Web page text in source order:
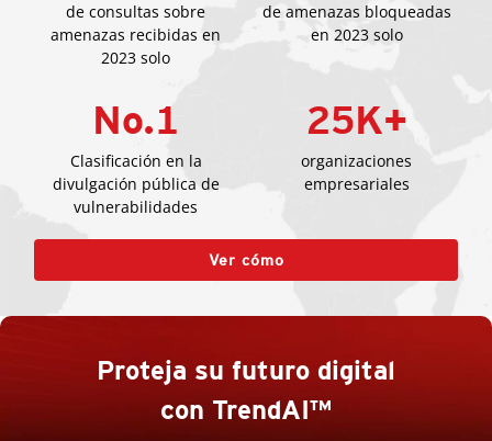
de consultas sobre
amenazas recibidas en
2023 solo
de amenazas bloqueadas
en 2023 solo
No.1
Clasificación en la
divulgación pública de
vulnerabilidades
25K+
organizaciones
empresariales
Ver cómo
Proteja su futuro digital
con TrendAI™